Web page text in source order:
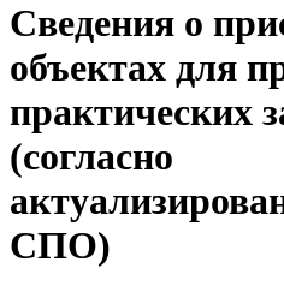
Сведения о
объектах для
практических
(согласно
СПО)